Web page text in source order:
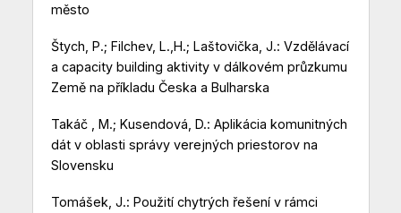
město
Štych, P.; Filchev, L.,H.; Laštovička, J.: Vzdělávací
a capacity building aktivity v dálkovém průzkumu
Země na příkladu Česka a Bulharska
Takáč , M.; Kusendová, D.: Aplikácia komunitných
dát v oblasti správy verejných priestorov na
Slovensku
Tomášek, J.: Použití chytrých řešení v rámci